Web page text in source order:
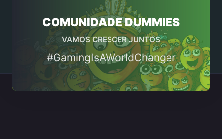
COMUNIDADE DUMMIES
VAMOS CRESCER JUNTOS
#GamingIsAWorldChanger